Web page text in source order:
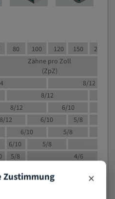
80 100 120 150 200
Zähne pro Zoll
(ZpZ)
8/12
8/12
8/12 6/10
8/12 6/10
5/8
6/10
5/8
6/10 5/8
5/8
4/6
4/5
Zustimmung ×